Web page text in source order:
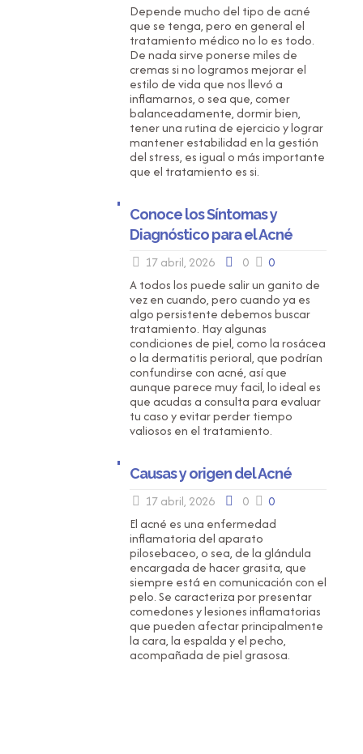
Depende mucho del tipo de acné
que se tenga, pero en general el
tratamiento médico no lo es todo.
De nada sirve ponerse miles de
cremas si no logramos mejorar el
estilo de vida que nos llevó a
inflamarnos, o sea que, comer
balanceadamente, dormir bien,
tener una rutina de ejercicio y lograr
mantener estabilidad en la gestión
del stress, es igual o más importante
que el tratamiento es si.
Conoce los Síntomas y
Diagnóstico para el Acné
17 abril, 2026
0
0
A todos los puede salir un ganito de
vez en cuando, pero cuando ya es
algo persistente debemos buscar
tratamiento. Hay algunas
condiciones de piel, como la rosácea
o la dermatitis perioral, que podrían
confundirse con acné, así que
aunque parece muy facil, lo ideal es
que acudas a consulta para evaluar
tu caso y evitar perder tiempo
valiosos en el tratamiento.
Causas y origen del Acné
17 abril, 2026
0
0
El acné es una enfermedad
inflamatoria del aparato
pilosebaceo, o sea, de la glándula
encargada de hacer grasita, que
siempre está en comunicación con el
pelo. Se caracteriza por presentar
comedones y lesiones inflamatorias
que pueden afectar principalmente
la cara, la espalda y el pecho,
acompañada de piel grasosa.